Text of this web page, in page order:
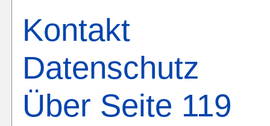
Kontakt
Datenschutz
Über Seite 119